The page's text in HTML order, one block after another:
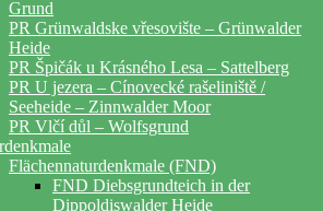
Grund
PR Grünwaldske vřesovište – Grünwalder
Heide
PR Špičák u Krásného Lesa – Sattelberg
PR U jezera – Cínovecké rašeliniště /
Seeheide – Zinnwalder Moor
PR Vlčí důl – Wolfsgrund
Flächennaturdenkmale (FND)
FND Diebsgrundteich in der
Dippoldiswalder Heide